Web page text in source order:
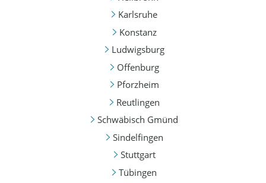
Karlsruhe
Konstanz
Ludwigsburg
Offenburg
Pforzheim
Reutlingen
Schwäbisch Gmünd
Sindelfingen
Stuttgart
Tübingen